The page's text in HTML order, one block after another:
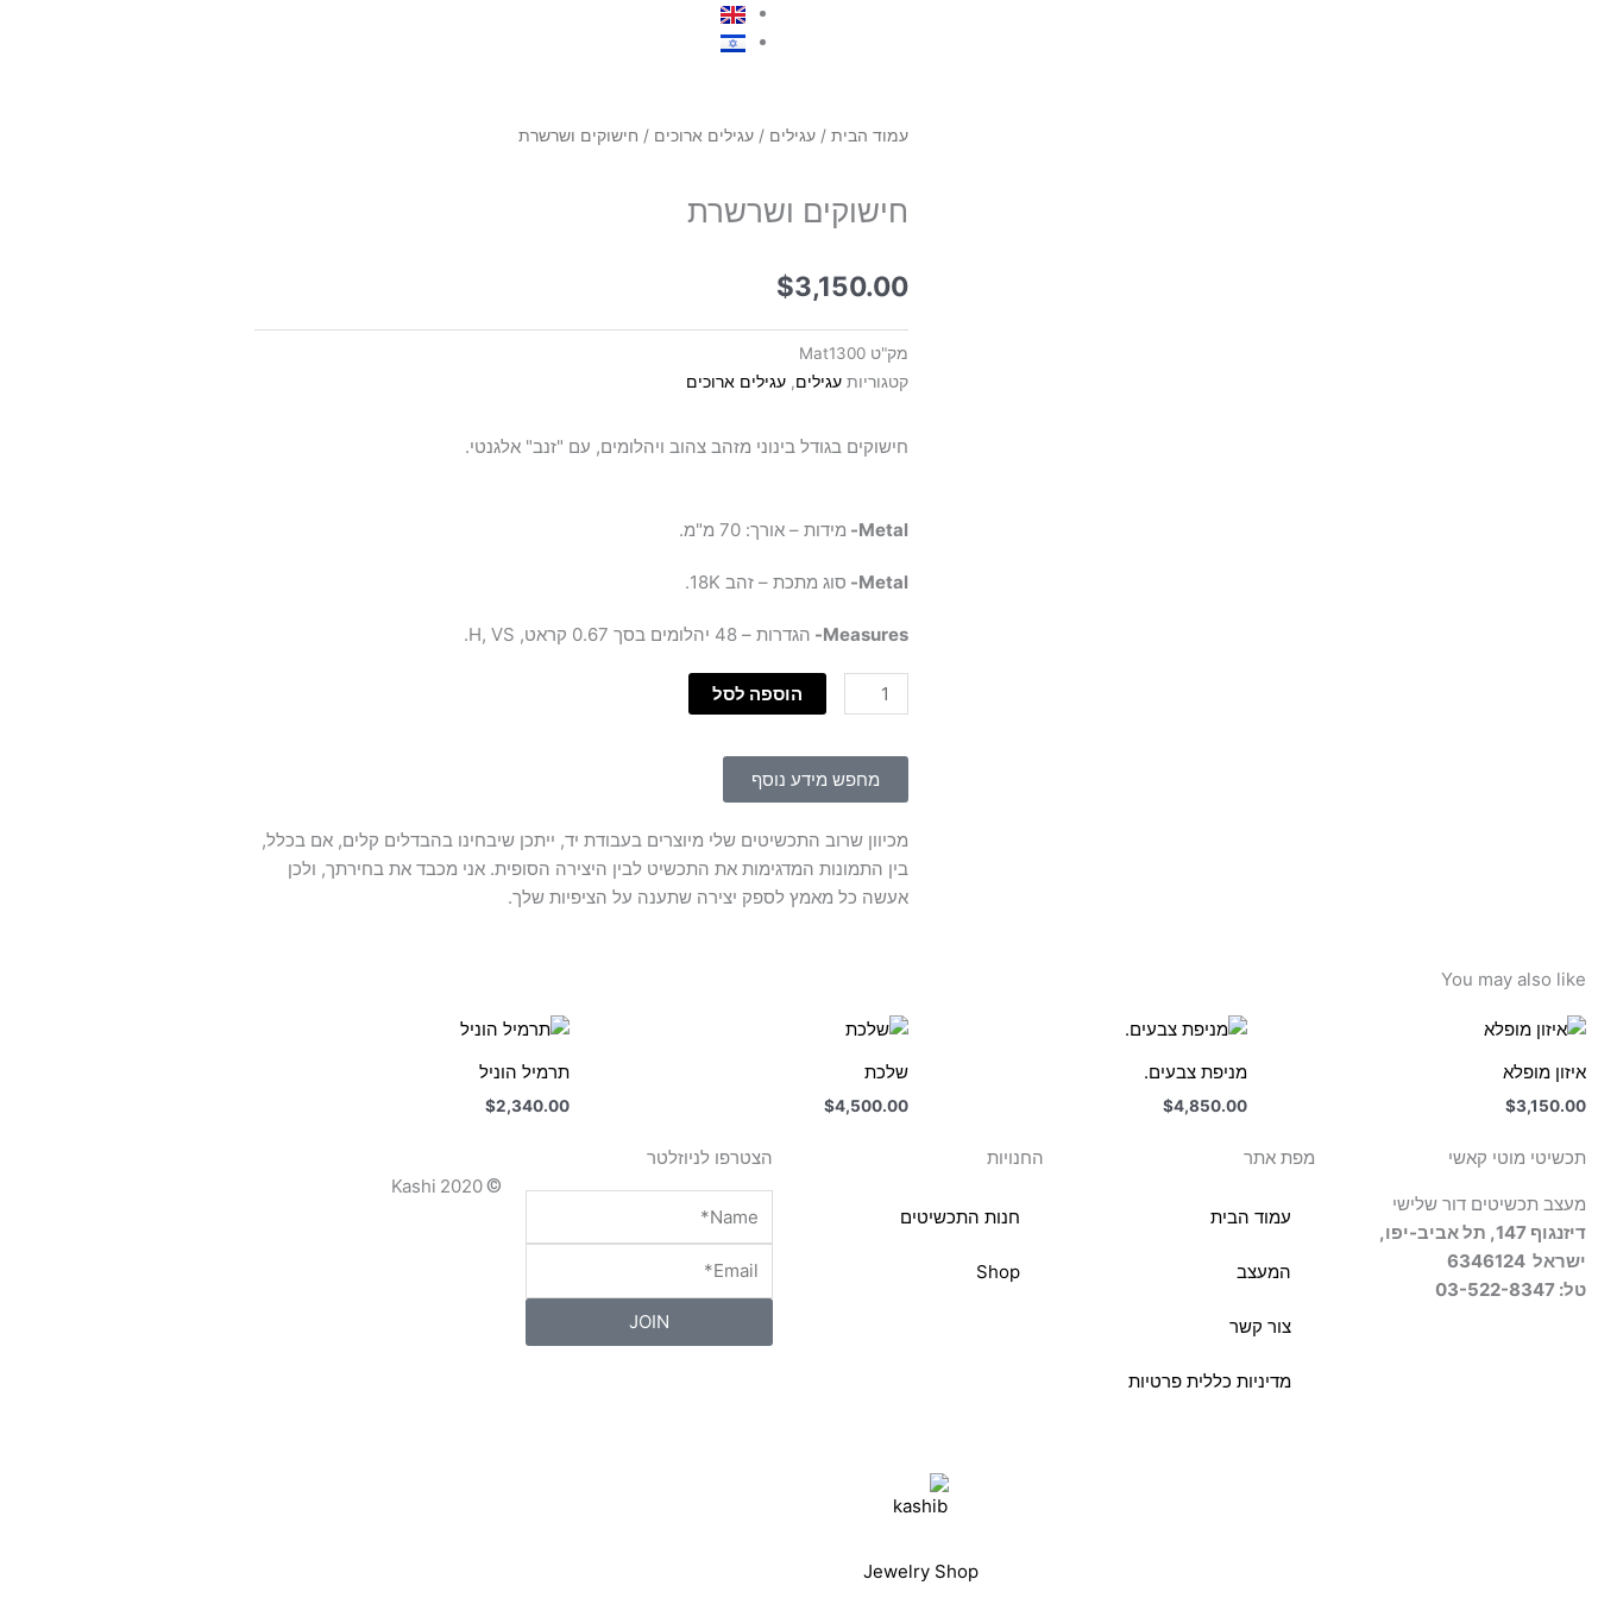
עמוד הבית / עגילים / עגילים ארוכים / חישוקים ושרשרת
חישוקים ושרשרת
$3,150.00
מק"ט Mat1300
קטגוריות עגילים, עגילים ארוכים
חישוקים בגודל בינוני מזהב צהוב ויהלומים, עם "זנב" אלגנטי.
Metal- מידות – אורך: 70 מ"מ.
Metal- סוג מתכת – זהב 18K.
Measures- הגדרות – 48 יהלומים בסך 0.67 קראט, H, VS.
כמות
של
ושרשרת
הוספה לסל
מחפש מידע נוסף
מכיוון שרוב התכשיטים שלי מיוצרים בעבודת יד, ייתכן שיבחינו בהבדלים קלים, אם בכלל,
בין התמונות המדגימות את התכשיט לבין היצירה הסופית. אני מכבד את בחירתך, ולכן
אעשה כל מאמץ לספק יצירה שתענה על הציפיות שלך.
You may also like
איזון מופלא
$3,150.00
מניפת צבעים.
$4,850.00
שלכת
$4,500.00
תרמיל הוניל
$2,340.00
תכשיטי מוטי קאשי
מעצב תכשיטים דור שלישי
דיזנגוף 147, תל אביב-יפו,
ישראל 6346124
טל: 03-522-8347
מפת אתר
עמוד הבית
המעצב
צור קשר
מדיניות כללית פרטיות
החנויות
חנות התכשיטים
Shop
הצטרפו לניוזלטר
JOIN
©
Kashi 2020
Jewelry Shop